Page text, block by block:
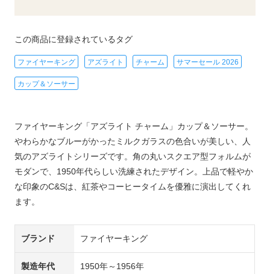
この商品に登録されているタグ
ファイヤーキング アズライト チャーム サマーセール 2026
カップ＆ソーサー
ファイヤーキング「アズライト チャーム」カップ＆ソーサー。
やわらかなブルーがかったミルクガラスの色合いが美しい、人
気のアズライトシリーズです。角の丸いスクエア型フォルムが
モダンで、1950年代らしい洗練されたデザイン。上品で軽やか
な印象のC&Sは、紅茶やコーヒータイムを優雅に演出してくれ
ます。
ブランド ファイヤーキング
製造年代 1950年～1956年